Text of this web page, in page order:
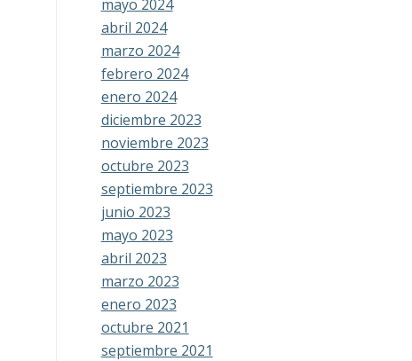
mayo 2024
abril 2024
marzo 2024
febrero 2024
enero 2024
diciembre 2023
noviembre 2023
octubre 2023
septiembre 2023
junio 2023
mayo 2023
abril 2023
marzo 2023
enero 2023
octubre 2021
septiembre 2021